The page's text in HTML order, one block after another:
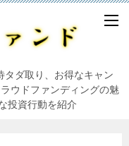
タダ取り、お得なキャン
ウドファンディングの魅
投資行動を紹介